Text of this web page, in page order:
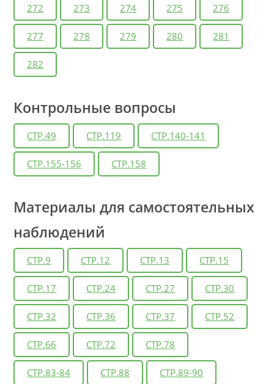
272 273 274 275 276
277 278 279 280 281
282
Контрольные вопросы
СТР.49 СТР.119 СТР.140-141
СТР.155-156 СТР.158
Материалы для самостоятельных
наблюдений
СТР.9 СТР.12 СТР.13 СТР.15
СТР.17 СТР.24 СТР.27 СТР.30
СТР.32 СТР.36 СТР.37 СТР.52
СТР.66 СТР.72 СТР.78
СТР.83-84 СТР.88 СТР.89-90